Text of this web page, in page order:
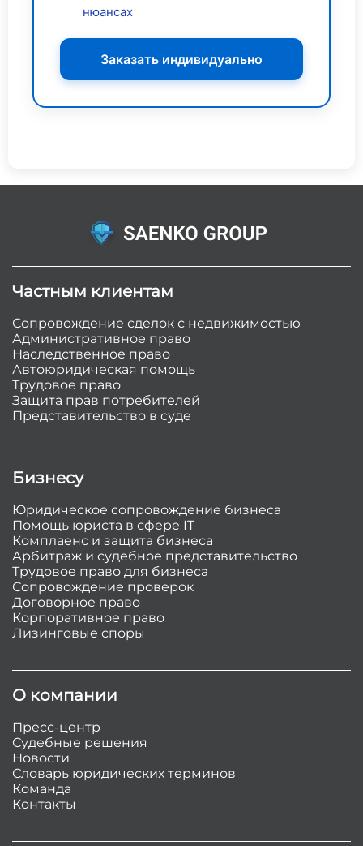
нюансах
Заказать индивидуально
Частным клиентам
Сопровождение сделок с недвижимостью
Административное право
Наследственное право
Автоюридическая помощь
Трудовое право
Защита прав потребителей
Представительство в суде
Бизнесу
Юридическое сопровождение бизнеса
Помощь юриста в сфере IT
Комплаенс и защита бизнеса
Арбитраж и судебное представительство
Трудовое право для бизнеса
Сопровождение проверок
Договорное право
Корпоративное право
Лизинговые споры
О компании
Пресс-центр
Судебные решения
Новости
Словарь юридических терминов
Команда
Контакты